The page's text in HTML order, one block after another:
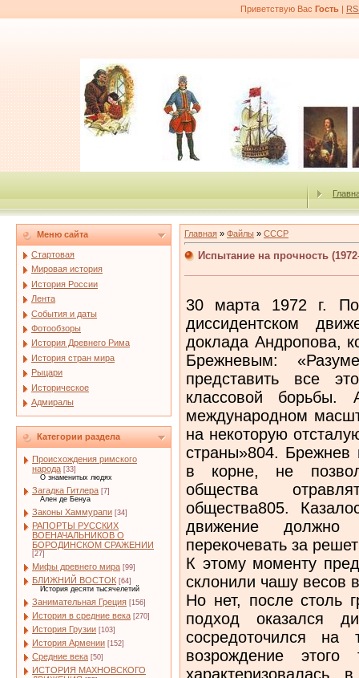
Приветствую Вас Гость |
Меню сайта
Стартовая
Мировая история
История России
Лента
События и даты
Фотообзоры
История Древнего Рима
История стран мира
Рыцари
Историческое
Адмиралы
Категории раздела
Происхождения римского
народа [33]
О знаменитых людях
Загадка Гитлера [7]
Ален де Бенуа
Законы Хаммурапи [34]
РАПОРТЫ РУССКИХ
ВОЕНАЧАЛЬНИКОВ О
БОРОДИНСКОМ СРАЖЕНИИ
[27]
Мифы древнего мира [99]
БЛИЖНИЙ ВОСТОК [64]
История десяти тысячелетий
Занимательная Греция [156]
История в средние века [270]
История Грузии [103]
История Армении [152]
Средние века [50]
ИСТОРИЯ МАХНОВСКОГО
Главная » Файлы » СССР
Испытание на прочность
30 марта 1972 г.
диссидентском
доклада Андропова,
Брежневым:
представить все
классовой
международном
на некоторую
страны»804. Брежнев
в корне, не
общества
общества805.
движение
перекочевать за
К этому моменту
склонили чашу весов
Но нет, после столь
подход оказался
сосредоточился на
возрождение